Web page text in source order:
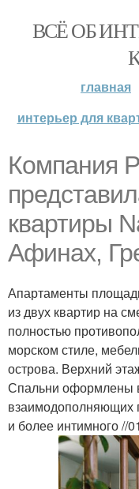
ВСЁ ОБ
главная
интерьер для
Компания
квартиры
Афинах,
Апартаменты
из двух квартир на
полностью
морском стиле,
острова. Верхний
Спальни оформлены
взаимодополняющих
и более интимного //01